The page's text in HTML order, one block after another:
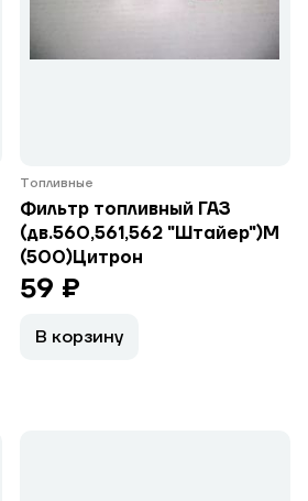
Топливные
Фильтр топливный ГАЗ
(дв.560,561,562 "Штайер")М
(500)Цитрон
59 ₽
В корзину